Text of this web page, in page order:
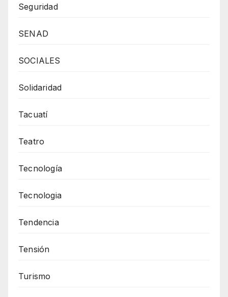
Seguridad
SENAD
SOCIALES
Solidaridad
Tacuatí
Teatro
Tecnología
Tecnologia
Tendencia
Tensión
Turismo